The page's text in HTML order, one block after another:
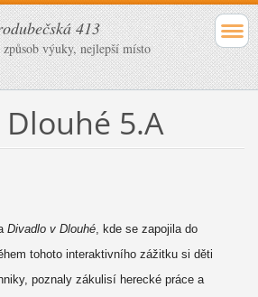
413
výuky, nejlepší místo
5.A
Divadlo v Dlouhé, kde se zapojila do
tohoto interaktivního zážitku si děti
poznaly zákulisí herecké práce a